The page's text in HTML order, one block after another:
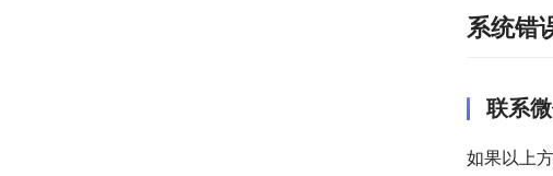
系统错
联系
如果以上